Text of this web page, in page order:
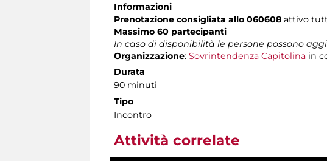
Informazioni
Prenotazione consigliata allo 060608 attivo
Massimo 60 partecipanti
In caso di disponibilità le persone possono
Organizzazione: Sovrintendenza Capitolina in
Durata
90 minuti
Tipo
Incontro
Attività correlate